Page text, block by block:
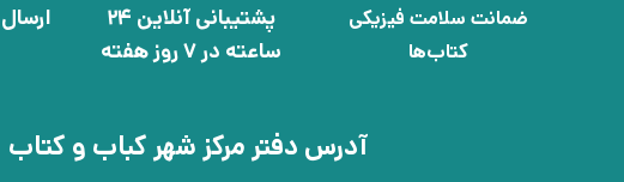
ضمانت سلامت فیزیکی
کتاب‌ها
پشتیبانی آنلاین 24
ساعته در 7 روز هفته
آدرس دفتر مرکز شهر کباب و کتاب